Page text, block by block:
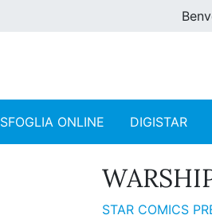
SFOGLIA ONLINE DIGISTAR
STAR COMICS